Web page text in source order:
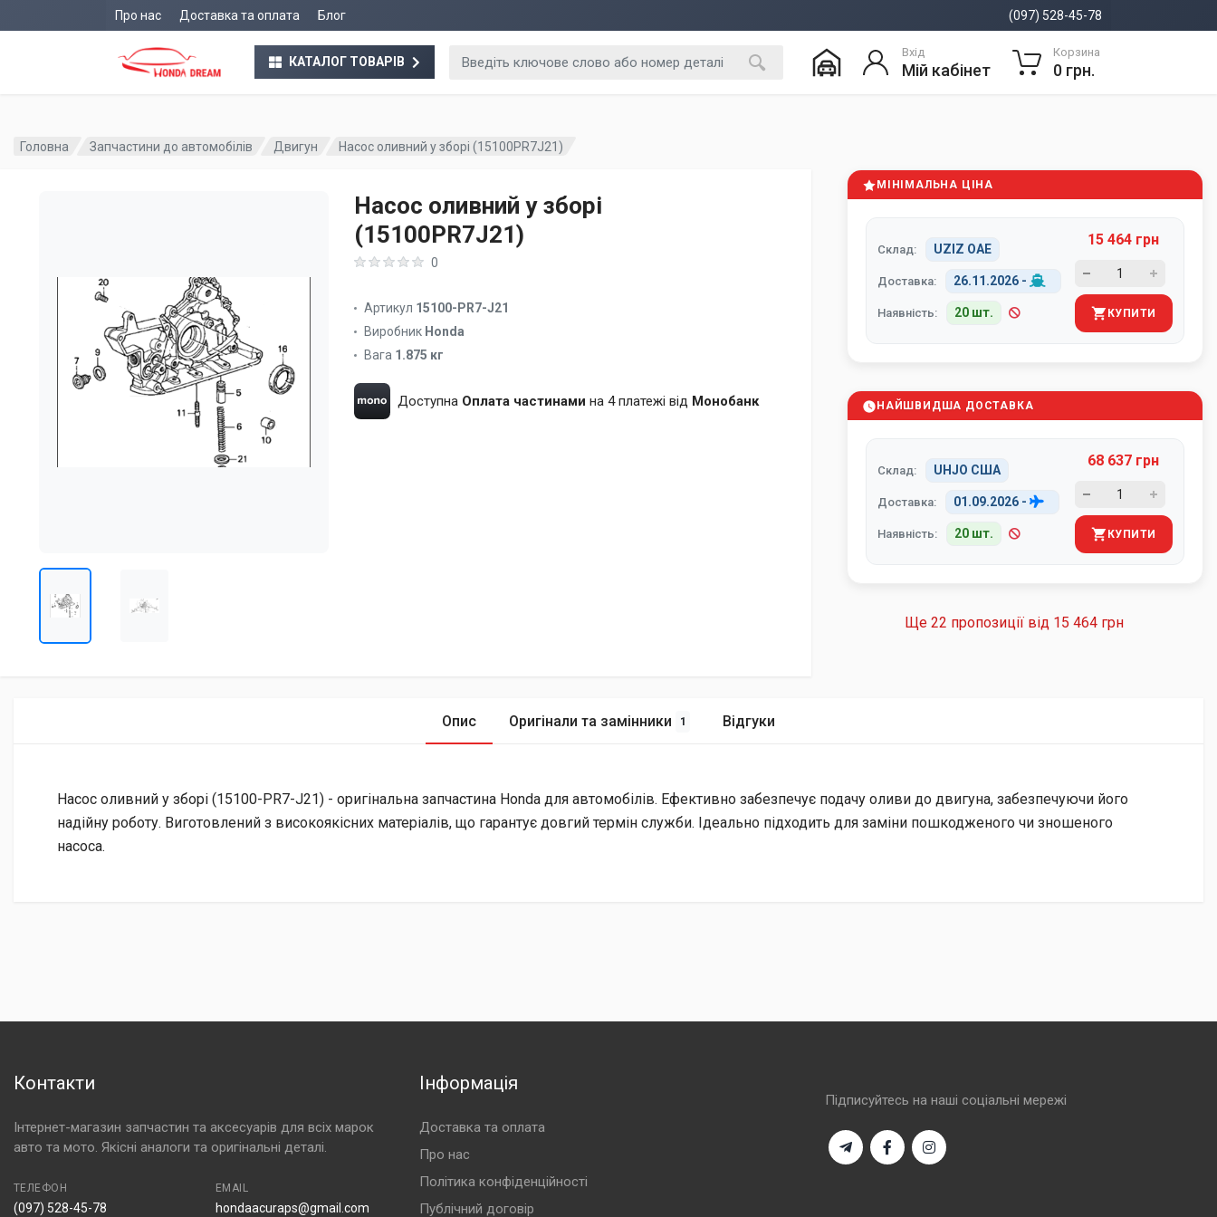
Про нас Доставка та оплата Блог (097) 528-45-78
КАТАЛОГ ТОВАРІВ
Вхід
Мій кабінет
Корзина
0 грн.
Головна Запчастини до автомобілів Двигун Насос оливний у зборі (15100PR7J21)
Насос оливний у зборі
(15100PR7J21)
0
Артикул 15100-PR7-J21
Виробник Honda
Вага 1.875 кг
Доступна Оплата частинами на 4 платежі від Монобанк
МІНІМАЛЬНА ЦІНА
Склад: UZIZ ОАЕ
Доставка: 26.11.2026 -
Наявність: 20 шт.
15 464 грн
КУПИТИ
НАЙШВИДША ДОСТАВКА
Склад: UHJO США
Доставка: 01.09.2026 -
Наявність: 20 шт.
68 637 грн
КУПИТИ
Ще 22 пропозиції від 15 464 грн
Опис Оригінали та замінники 1 Відгуки
Насос оливний у зборі (15100-PR7-J21) - оригінальна запчастина Honda для автомобілів. Ефективно забезпечує подачу оливи до двигуна, забезпечуючи його
надійну роботу. Виготовлений з високоякісних матеріалів, що гарантує довгий термін служби. Ідеально підходить для заміни пошкодженого чи зношеного
насоса.
Контакти
Інтернет-магазин запчастин та аксесуарів для всіх марок
авто та мото. Якісні аналоги та оригінальні деталі.
ТЕЛЕФОН
(097) 528-45-78
EMAIL
hondaacuraps@gmail.com
Інформація
Доставка та оплата
Про нас
Політика конфіденційності
Публічний договір
Підписуйтесь на наші соціальні мережі